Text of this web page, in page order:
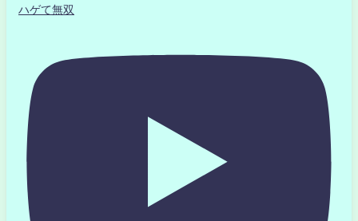
ハゲて無双